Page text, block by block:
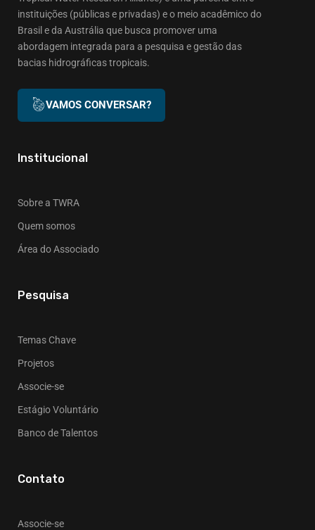
instituições (públicas e privadas) e o meio acadêmico do
Brasil e da Austrália que busca promover uma
abordagem integrada para a pesquisa e gestão das
bacias hidrográficas tropicais.
VAMOS CONVERSAR?
Institucional
Sobre a TWRA
Quem somos
Área do Associado
Pesquisa
Temas Chave
Projetos
Associe-se
Estágio Voluntário
Banco de Talentos
Contato
Associe-se